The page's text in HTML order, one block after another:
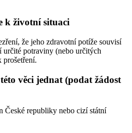
k životní situaci
že jeho zdravotní potíže souvisí
určité potraviny (nebo určitých
prošetření.
věci jednat (podat žádost
České republiky nebo cizí státní